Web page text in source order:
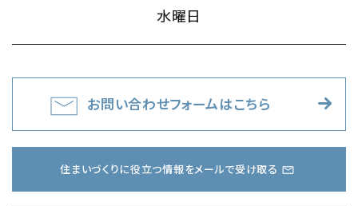
水曜日
お問い合わせフォームはこちら
住まいづくりに役立つ情報をメールで受け取る